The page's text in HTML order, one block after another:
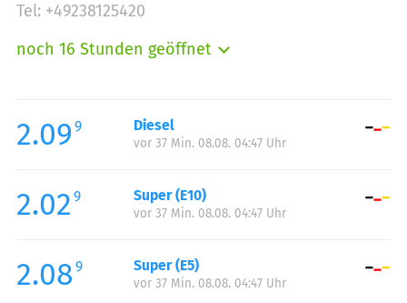
Tel: +49238125420
noch 16 Stunden geöffnet
Mittwoch:
06:00-22:00
Donnerstag:
Samstag:
00:00-24:00
Sonntag:
2.09 9 Diesel
vor 37 Min. 08.08. 04:47 Uhr
2.02 9 Super (E10)
vor 37 Min. 08.08. 04:47 Uhr
2.08 9 Super (E5)
vor 37 Min. 08.08. 04:47 Uhr